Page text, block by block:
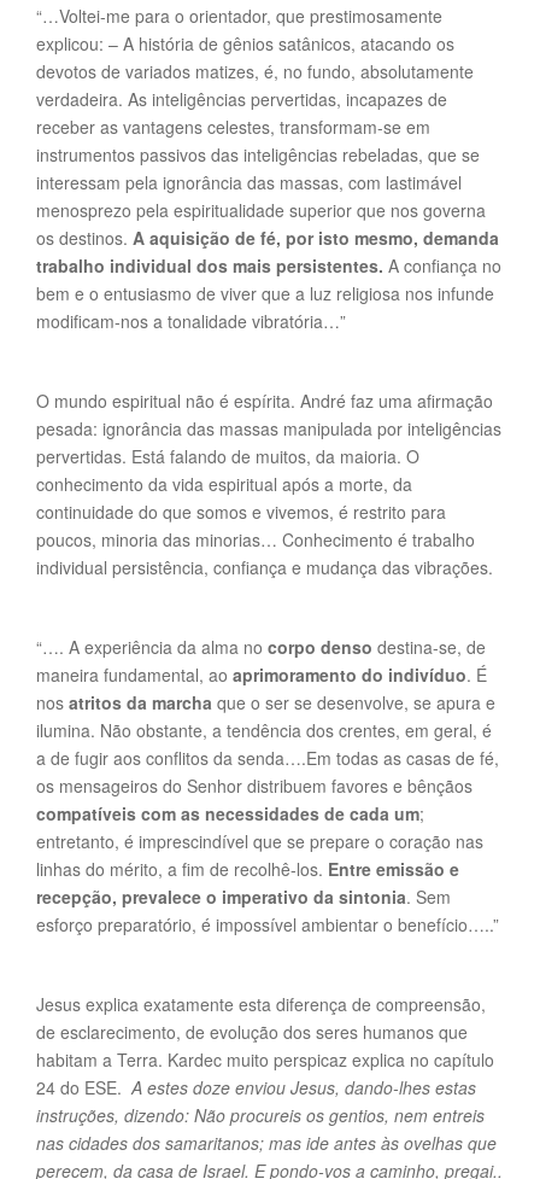
“…Voltei-me para o orientador, que prestimosamente
explicou: – A história de gênios satânicos, atacando os
devotos de variados matizes, é, no fundo, absolutamente
verdadeira. As inteligências pervertidas, incapazes de
receber as vantagens celestes, transformam-se em
instrumentos passivos das inteligências rebeladas, que se
interessam pela ignorância das massas, com lastimável
menosprezo pela espiritualidade superior que nos governa
os destinos. A aquisição de fé, por isto mesmo, demanda
trabalho individual dos mais persistentes. A confiança no
bem e o entusiasmo de viver que a luz religiosa nos infunde
modificam-nos a tonalidade vibratória…”
O mundo espiritual não é espírita. André faz uma afirmação
pesada: ignorância das massas manipulada por inteligências
pervertidas. Está falando de muitos, da maioria. O
conhecimento da vida espiritual após a morte, da
continuidade do que somos e vivemos, é restrito para
poucos, minoria das minorias… Conhecimento é trabalho
individual persistência, confiança e mudança das vibrações.
“…. A experiência da alma no corpo denso destina-se, de
maneira fundamental, ao aprimoramento do indivíduo. É
nos atritos da marcha que o ser se desenvolve, se apura e
ilumina. Não obstante, a tendência dos crentes, em geral, é
a de fugir aos conflitos da senda….Em todas as casas de fé,
os mensageiros do Senhor distribuem favores e bênçãos
compatíveis com as necessidades de cada um;
entretanto, é imprescindível que se prepare o coração nas
linhas do mérito, a fim de recolhê-los. Entre emissão e
recepção, prevalece o imperativo da sintonia. Sem
esforço preparatório, é impossível ambientar o benefício…..”
Jesus explica exatamente esta diferença de compreensão,
de esclarecimento, de evolução dos seres humanos que
habitam a Terra. Kardec muito perspicaz explica no capítulo
24 do ESE. A estes doze enviou Jesus, dando-lhes estas
instruções, dizendo: Não procureis os gentios, nem entreis
nas cidades dos samaritanos; mas ide antes às ovelhas que
perecem, da casa de Israel. E pondo-vos a caminho, pregai..